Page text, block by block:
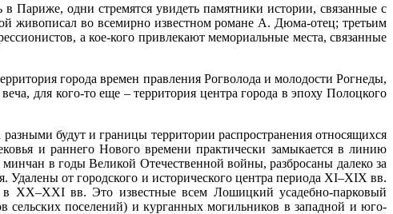
Париже, одни стремятся увидеть памятники истории, связанные с
живописал во всемирно известном романе А. Дюма-отец; третьим
а кое-кого привлекают мемориальные места, связанные
города времен правления Рогволода и молодости Рогнеды,
для кого-то еще – территория центра города в эпоху Полоцкого
будут и границы территории распространения относящихся
и раннего Нового времени практически замыкается в линию
в годы Великой Отечественной войны, разбросаны далеко за
Удалены от городского и исторического центра периода XI–XIX вв.
XX–XXI вв. Это известные всем Лошицкий усадебно-парковый
поселений) и курганных могильников в западной и юго-